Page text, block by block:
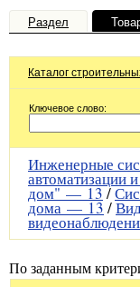
Раздел
Каталог
Ключевое слово:
Инженерные
автоматизации
дом" —13/
дома —13 /
По заданным